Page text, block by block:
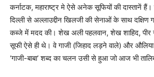
कर्नाटक, महाराष्ट्र मे ऐसे अनेक सूफियों की दास्तानें हैं।
दिल्ली से अल्लाउद्दीन खिलजी की सेनाओं के साथ दक्षिण
कब्जे में मदद की। शेख अली पहलवान, शेख शाहिद,
सूफी ऐसे ही थे। वे गाजी (जिहाद लड़ने वाले) और
‘गाजी-बाबा’ शब्द का चलन उसी से हुआ जो आज भी